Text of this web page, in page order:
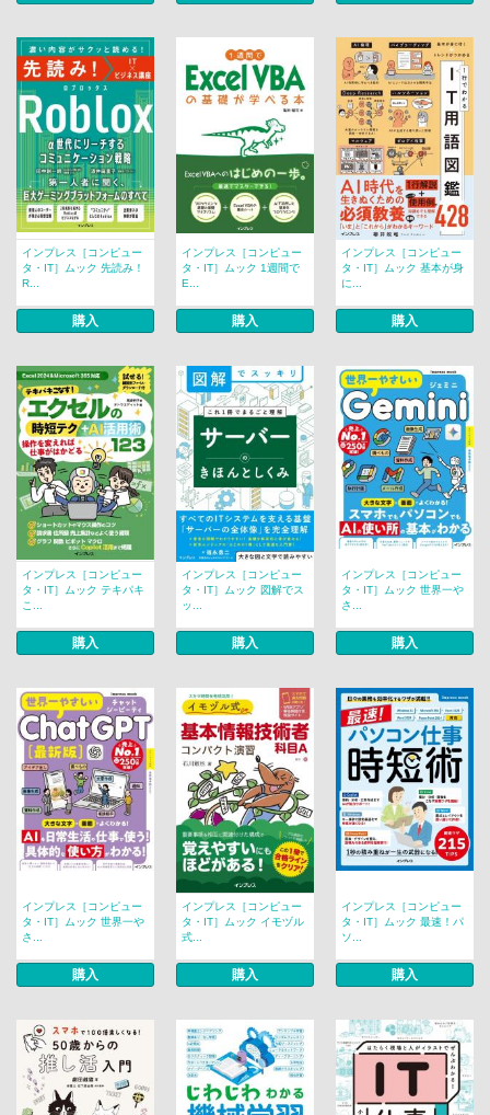
インプレス［コンピュー
タ・IT］ムック 先読み！
R...
購入
インプレス［コンピュー
タ・IT］ムック 1週間で
E...
購入
インプレス［コンピュー
タ・IT］ムック 基本が身
に...
購入
インプレス［コンピュー
タ・IT］ムック テキパキ
こ...
購入
インプレス［コンピュー
タ・IT］ムック 図解でス
ッ...
購入
インプレス［コンピュー
タ・IT］ムック 世界一や
さ...
購入
インプレス［コンピュー
タ・IT］ムック 世界一や
さ...
購入
インプレス［コンピュー
タ・IT］ムック イモヅル
式...
購入
インプレス［コンピュー
タ・IT］ムック 最速！パ
ソ...
購入